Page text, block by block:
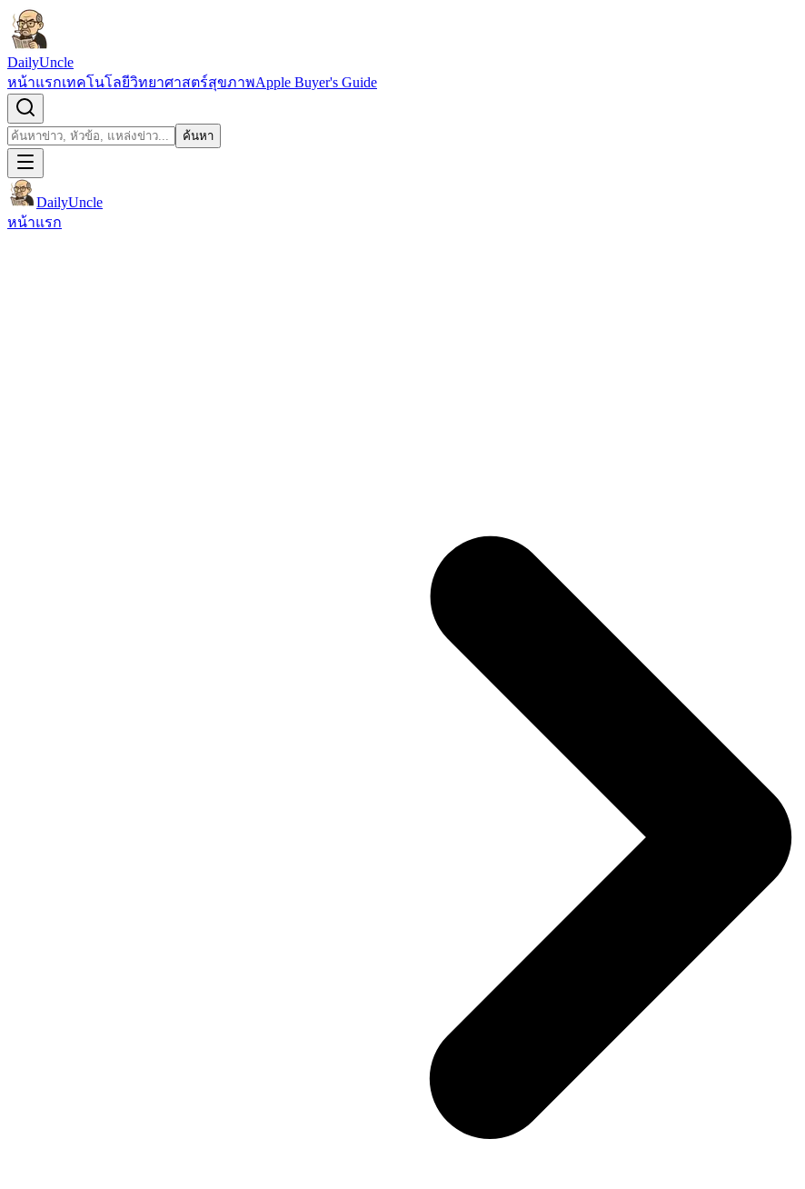
ข้ามไปยังเนื้อหา
DailyUncle
หน้าแรกเทคโนโลยีวิทยาศาสตร์สุขภาพApple Buyer's Guide
ค้นหา ค้นหา
DailyUncle
หน้าแรก